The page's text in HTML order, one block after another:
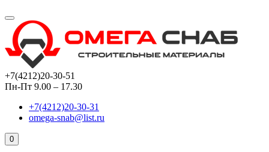
+7(4212)20-30-51
Пн-Пт 9.00 – 17.30
+7(4212)20-30-31
omega-snab@list.ru
0